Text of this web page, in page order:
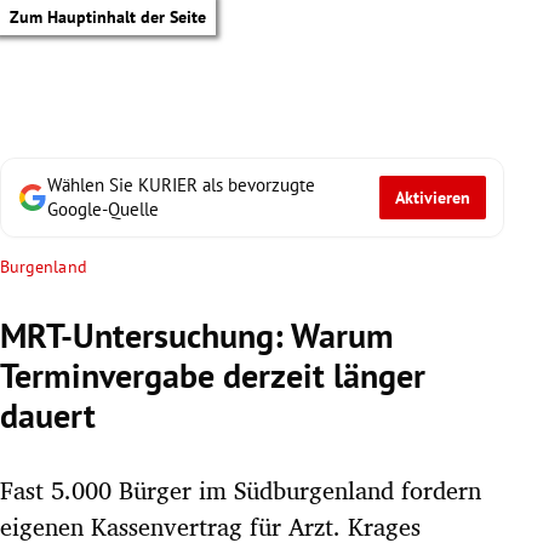
Zum Hauptinhalt der Seite
Wählen Sie KURIER als bevorzugte
Google-Quelle
Aktivieren
Burgenland
MRT-Untersuchung: Warum
Terminvergabe derzeit länger
dauert
Fast 5.000 Bürger im Südburgenland fordern
eigenen Kassenvertrag für Arzt. Krages